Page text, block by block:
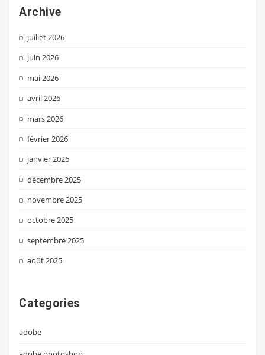
Archive
juillet 2026
juin 2026
mai 2026
avril 2026
mars 2026
février 2026
janvier 2026
décembre 2025
novembre 2025
octobre 2025
septembre 2025
août 2025
Categories
adobe